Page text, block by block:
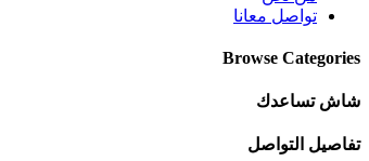
تواصل معانا
Browse Categories
شاش تساعدك
تفاصيل التواصل